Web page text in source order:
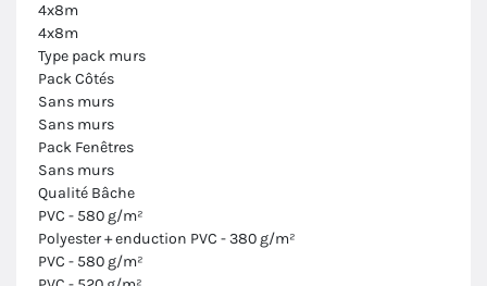
4x8m
4x8m
Type pack murs
Pack Côtés
Sans murs
Sans murs
Pack Fenêtres
Sans murs
Qualité Bâche
PVC - 580 g/m²
Polyester + enduction PVC - 380 g/m²
PVC - 580 g/m²